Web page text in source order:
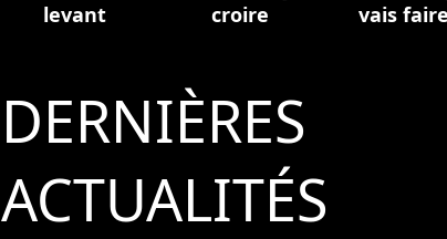
levant
croire
vais faire
DERNIÈRES
ACTUALITÉS